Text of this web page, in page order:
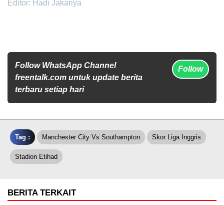
Editor: Hadi Jakariya
Follow WhatsApp Channel
freentalk.com untuk update berita
terbaru setiap hari
Follow
Tag : Manchester City Vs Southampton Skor Liga Inggris
Stadion Etihad
BERITA TERKAIT